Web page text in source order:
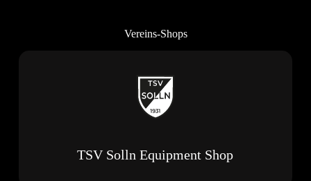
Vereins-Shops
TSV Solln Equipment Shop